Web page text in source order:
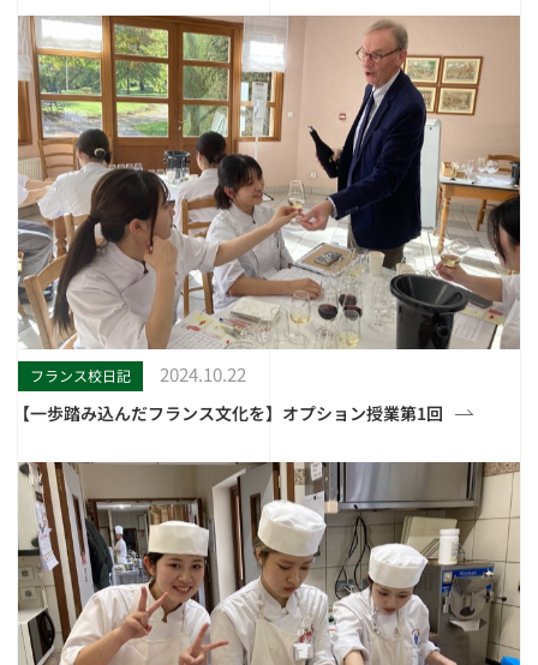
フランス校日記 2024.10.22
【一歩踏み込んだフランス文化を】オプション授業第1回